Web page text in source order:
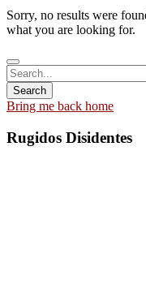
Sorry, no results were
what you are looking for.
Bring me back home
Rugidos Disidentes